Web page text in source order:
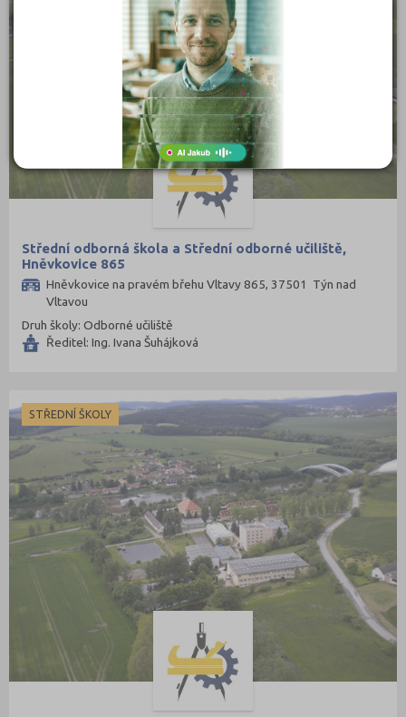
Rychnov nad Kněžnou (81)
Šumperk (111)
Tábor (88)
Teplice (76)
Trutnov (106)
Třebíč (98)
Uherské Hradiště (134)
Ústí nad Labem (74)
Vsetín (132)
Vyškov (72)
Znojmo (98)
Žďár nad Sázavou (124)
Střední odborná škola a Střední odborné učiliště,
Hněvkovice 865
Hněvkovice na pravém břehu Vltavy 865, 37501 Týn nad
Vltavou
Druh školy: Odborné učiliště
Ředitel: Ing. Ivana Šuhájková
STŘEDNÍ ŠKOLY